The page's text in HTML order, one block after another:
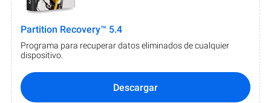
Partition Recovery™ 5.4
Programa para recuperar datos eliminados de cualquier
dispositivo.
Descargar